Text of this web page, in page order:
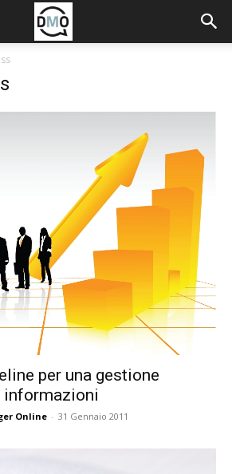
per una gestione
informazioni
Online - 31 Gennaio 2011